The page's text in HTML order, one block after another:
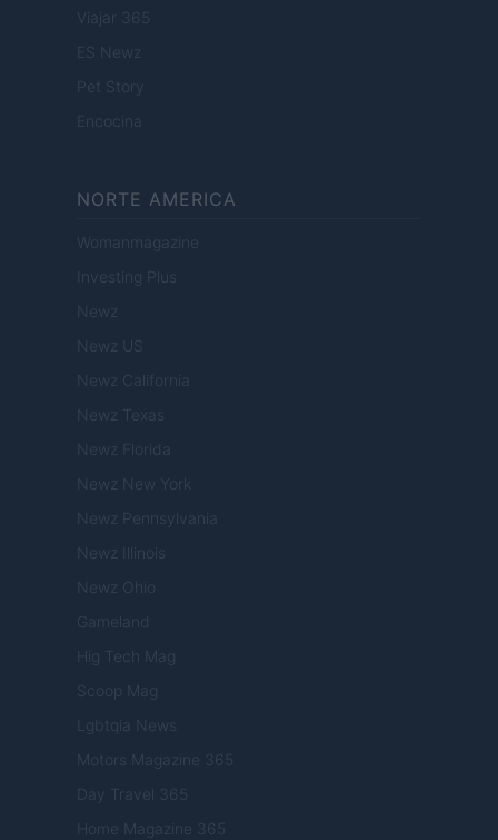
Viajar 365
ES Newz
Pet Story
Encocina
NORTE AMERICA
Womanmagazine
Investing Plus
Newz
Newz US
Newz California
Newz Texas
Newz Florida
Newz New York
Newz Pennsylvania
Newz Illinois
Newz Ohio
Gameland
Hig Tech Mag
Scoop Mag
Lgbtqia News
Motors Magazine 365
Day Travel 365
Home Magazine 365